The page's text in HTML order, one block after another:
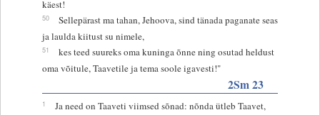
käest!
50
Sellepärast ma tahan, Jehoova, sind tänada paganate seas
ja laulda kiitust su nimele,
51
kes teed suureks oma kuninga õnne ning osutad heldust
oma võitule, Taavetile ja tema soole igavesti!"
2Sm 23
1
Ja need on Taaveti viimsed sõnad: nõnda ütleb Taavet,